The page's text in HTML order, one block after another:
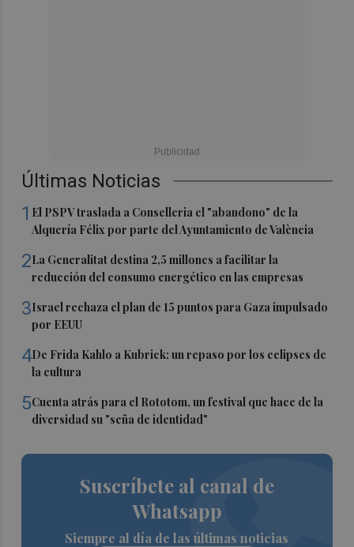
Últimas Noticias
1 El PSPV traslada a Conselleria el "abandono" de la
Alquería Félix por parte del Ayuntamiento de València
2La Generalitat destina 2,5 millones a facilitar la
reducción del consumo energético en las empresas
3Israel rechaza el plan de 15 puntos para Gaza impulsado
por EEUU
4De Frida Kahlo a Kubrick: un repaso por los eclipses de
la cultura
5Cuenta atrás para el Rototom, un festival que hace de la
diversidad su "seña de identidad"
Suscríbete al canal de
Whatsapp
Siempre al día de las últimas noticias